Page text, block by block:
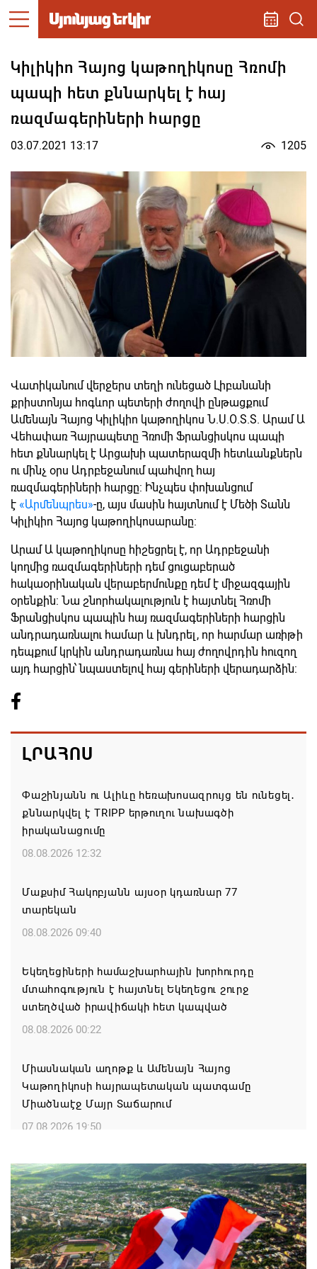
Կիլիկիո Հայոց կաթողիկոսը Հռոմի
պապի հետ քննարկել է հայ
ռազմագերիների հարցը
03.07.2021 13:17 1205
Վատիկանում վերջերս տեղի ունեցած Լիբանանի
քրիստոնյա հոգևոր պետերի ժողովի ընթացքում
Ամենայն Հայոց Կիլիկիո կաթողիկոս Ն.Ս.Օ.Տ.Տ. Արամ Ա
Վեհափառ Հայրապետը Հռոմի Ֆրանցիսկոս պապի
հետ քննարկել է Արցախի պատերազմի հետևանքներն
ու մինչ օրս Ադրբեջանում պահվող հայ
ռազմագերիների հարցը: Ինչպես փոխանցում
է «Արմենպրես»-ը, այս մասին հայտնում է Մեծի Տանն
Կիլիկիո Հայոց կաթողիկոսարանը:
Արամ Ա կաթողիկոսը հիշեցրել է, որ Ադրբեջանի
կողմից ռազմագերիների դեմ ցուցաբերած
հակաօրինական վերաբերմունքը դեմ է միջազգային
օրենքին: Նա շնորհակալություն է հայտնել Հռոմի
Ֆրանցիսկոս պապին հայ ռազմագերիների հարցին
անդրադառնալու համար և խնդրել, որ հարմար առիթի
դեպքում կրկին անդրադառնա հայ ժողովրդին հուզող
այդ հարցին՝ նպաստելով հայ գերիների վերադարձին:
ԼՐԱՀՈՍ
Փաշինյանն ու Ալիևը հեռախոսազրույց են ունեցել․
քննարկվել է TRIPP երթուղու նախագծի
իրականացումը
08.08.2026 12:32
Մաքսիմ Հակոբյանն այսօր կդառնար 77
տարեկան
08.08.2026 09:40
Եկեղեցիների համաշխարհային խորհուրդը
մտահոգություն է հայտնել Եկեղեցու շուրջ
ստեղծված իրավիճակի հետ կապված
08.08.2026 00:22
Միասնական աղոթք և Ամենայն Հայոց
Կաթողիկոսի հայրապետական պատգամը
Միածնաէջ Մայր Տաճարում
07.08.2026 19:50
Ժամանակակից Բելառուսին պակասում է այն
կառավարման համակարգը, որը կար խորհրդային
ժամանակներում, հայտարարել է Ալեքսանդր
Լուկաշենկոն
07.08.2026 17:16